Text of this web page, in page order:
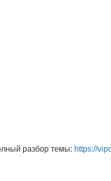
разбор темы: https://